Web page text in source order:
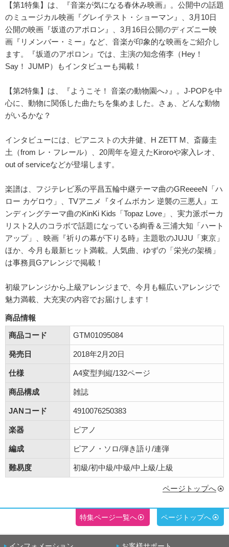
【第1特集】は、『音楽が気になる春休み映画』。公開中の話題
のミュージカル映画『グレイテスト・ショーマン』、3月10日
公開の映画『坂道のアポロン』、3月16日公開のディズニー映
画『リメンバー・ミー』など、音楽が印象的な映画をご紹介し
ます。『坂道のアポロン』では、主演の知念侑李（Hey！
Say！ JUMP）もインタビューも掲載！
【第2特集】は、『ようこそ！ 音楽の動物園へ♪』。J-POPを中
心に、動物に関係した曲たちを集めました。さぁ、どんな動物
がいるかな？
インタビューには、ピアニストの大井健、H ZETT M、斎藤圭
土（from レ・フレール）、20周年を迎えたKiroroや家入レオ、
out of serviceなどが登場します。
楽譜は、フジテレビ系の平昌五輪中継テーマ曲のGReeeeN「ハ
ロー カゲロウ」、TVアニメ『タイムボカン 逆襲の三悪人』エ
ンディングテーマ曲のKinKi Kids「Topaz Love」、実力派ボーカ
リスト2人のコラボで話題になっている絢香＆三浦大知「ハート
アップ」、映画『祈りの幕が下りる時』主題歌のJUJU「東京」
ほか、今月も最新ヒット満載。人気曲、ゆずの「栄光の架橋」
は事務員Gアレンジで掲載！
初級アレンジから上級アレンジまで、今月も幅広いアレンジで
魅力満載、大充実の内容でお届けします！
商品情報
商品コード
GTM01095084
発売日 2018年2月20日
仕様 A4変型判縦/132ページ
商品構成 雑誌
JANコード 4910076250383
楽器 ピアノ
編成 ピアノ・ソロ/弾き語り/連弾
難易度 初級/初中級/中級/中上級/上級
ページトップへ
特集ページ一覧へ ページトップへ